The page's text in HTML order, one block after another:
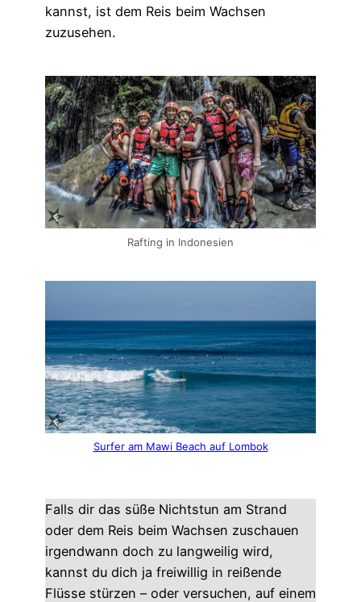
kannst, ist dem Reis beim Wachsen
zuzusehen.
Rafting in Indonesien
Surfer am Mawi Beach auf Lombok
Falls dir das süße Nichtstun am Strand
oder dem Reis beim Wachsen zuschauen
irgendwann doch zu langweilig wird,
kannst du dich ja freiwillig in reißende
Flüsse stürzen – oder versuchen, auf einem